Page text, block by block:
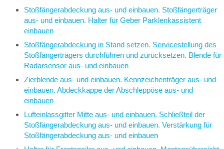
Stoßfängerabdeckung aus- und einbauen. Stoßfängerträger
aus- und einbauen. Halter für Geber Parklenkassistent
einbauen
Stoßfängerabdeckung in Stand setzen. Servicestellung des
Stoßfängerträgers durchführen und zurücksetzen. Blende für
Radarsensor aus- und einbauen
Zierblende aus- und einbauen. Kennzeichenträger aus- und
einbauen. Abdeckkappe der Abschleppöse aus- und
einbauen
Lufteinlassgitter Mitte aus- und einbauen. Schließteil der
Stoßfängerabdeckung aus- und einbauen. Verstärkung für
Stoßfängerabdeckung aus- und einbauen